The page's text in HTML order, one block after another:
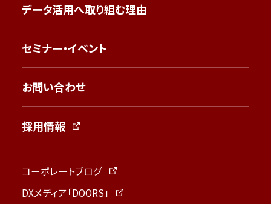
データ活用へ取り組む理由
セミナー・イベント
お問い合わせ
採用情報
コーポレートブログ
DXメディア「DOORS」